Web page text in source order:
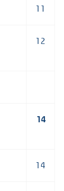
11
12
14
14